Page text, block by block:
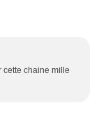
cette chaine mille